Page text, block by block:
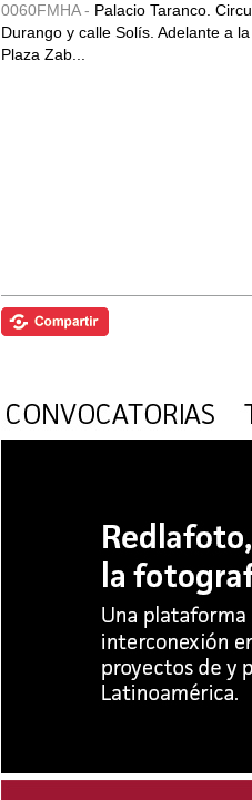
0060FMHA - Palacio Taranco.
Durango y calle Solís. Adelante a
Plaza Zab...